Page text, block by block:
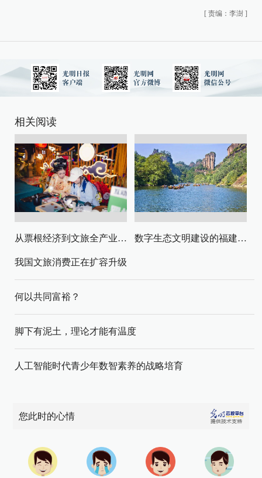
[ 责编：李澍 ]
相关阅读
从票根经济到文旅全产业链升级 数字生态文明建设的福建路径与启示
我国文旅消费正在扩容升级
何以共同富裕？
脚下有泥土，理论才能有温度
人工智能时代青少年数智素养的战略培育
您此时的心情